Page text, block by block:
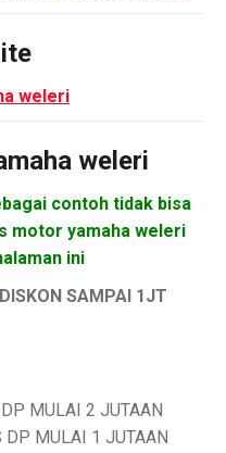
weleri
weleri
contoh tidak bisa
motor yamaha weleri
ini
SAMPAI 1JT
MULAI 2 JUTAAN
DP MULAI 1 JUTAAN